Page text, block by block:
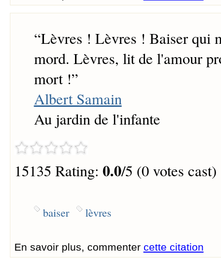
“Lèvres ! Lèvres ! Baiser qui
mord. Lèvres, lit de l'amour
mort !”
Albert Samain
Au jardin de l'infante
15135 Rating: 0.0/5 (0 votes cast)
baiser lèvres
En savoir plus, commenter cette citation